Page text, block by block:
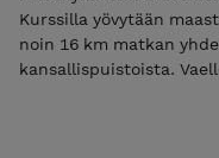
Kurssilla yövytään
noin 16 km matkan
kansallispuistoista.